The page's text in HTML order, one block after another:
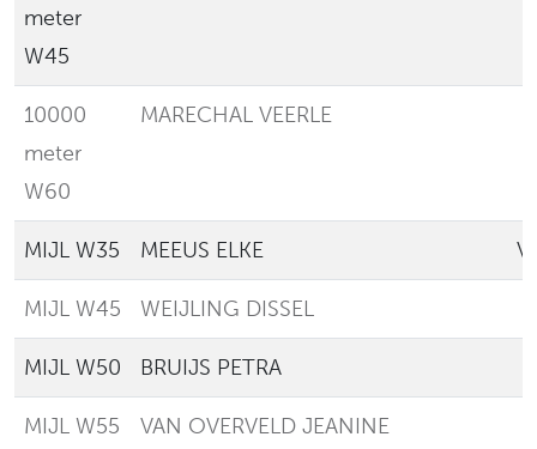
meter
W45
10000
meter
W60
MARECHAL VEERLE
MIJL W35 MEEUS ELKE
MIJL W45 WEIJLING DISSEL
MIJL W50 BRUIJS PETRA
MIJL W55 VAN OVERVELD JEANINE